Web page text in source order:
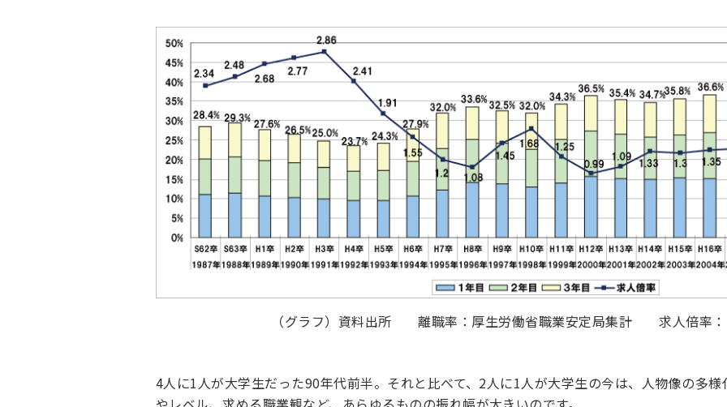
（グラフ）資料出所 離職率：厚生労働省職業安定局集計 求人倍率：
4人に1人が大学生だった90年代前半。それと比べて、2人に1人が大学生の今は、人物像の多